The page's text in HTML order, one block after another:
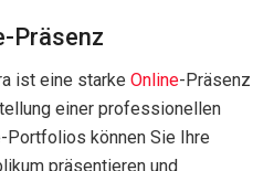
Präsenz
ist eine starke Online-Präsenz
einer professionellen
können Sie Ihre
präsentieren und